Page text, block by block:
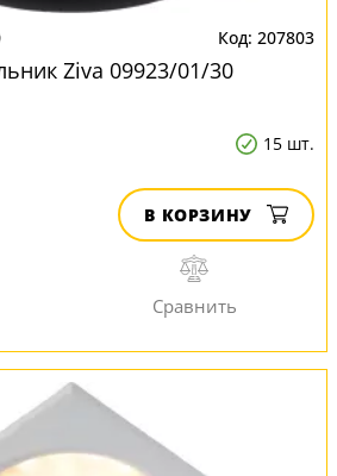
207803
Ziva 09923/01/30
15 шт.
В КОРЗИНУ